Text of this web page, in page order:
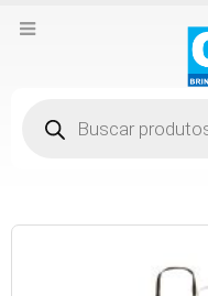
produtos